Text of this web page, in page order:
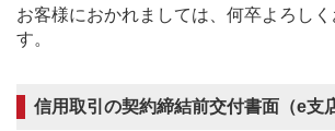
お客様におかれましては、何卒よろし
す。
信用取引の契約締結前交付書面（e支